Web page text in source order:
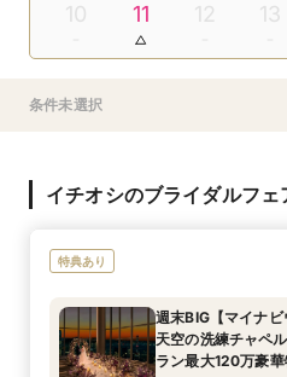
10 11 12 13
条件未選択
イチオシのブライダルフェ
特典あり
週末BIG【マイナ
天空の洗練チャペ
ラン最大120万豪